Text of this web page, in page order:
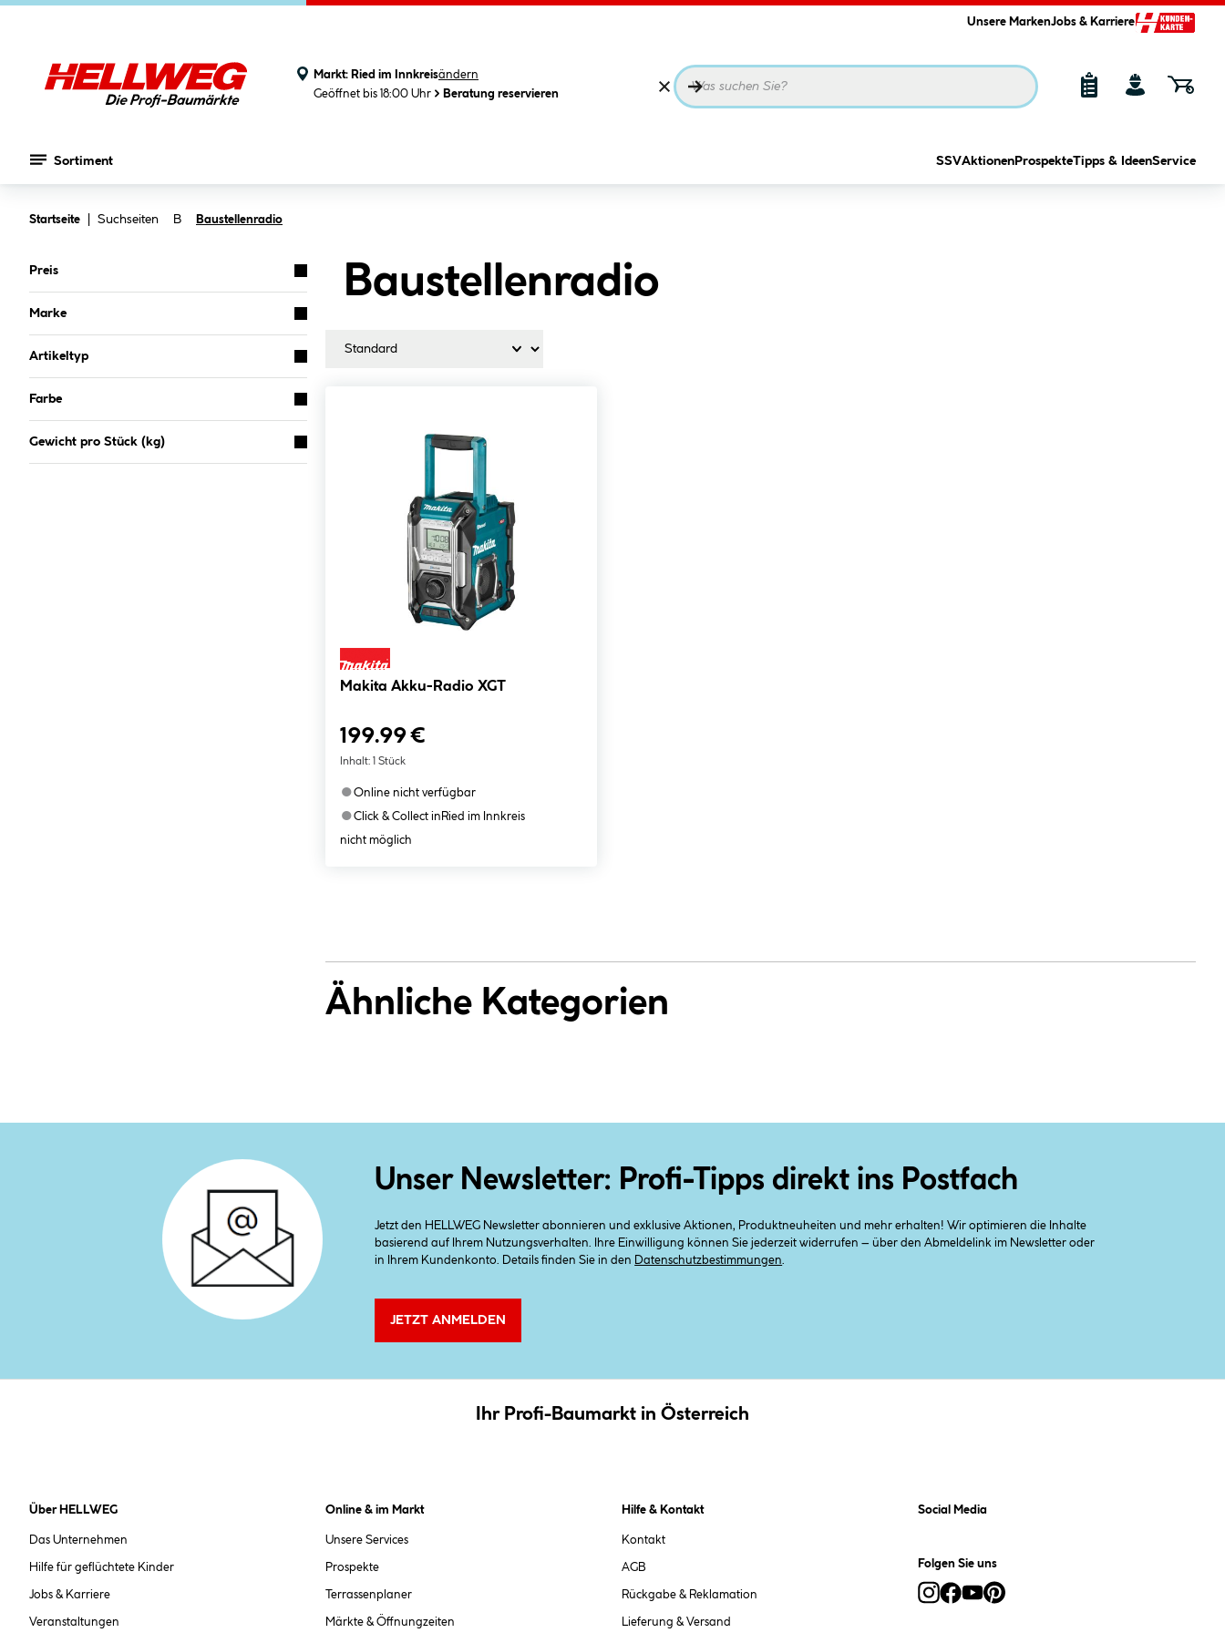
Unsere MarkenJobs & Karriere
Markt: Ried im Innkreisändern
Geöffnet bis 18:00 Uhr
Beratung reservieren
Sortiment SSVAktionen ProspekteTipps & IdeenService
Startseite Suchseiten B Baustellenradio
Preis
Marke
Artikeltyp
Farbe
Gewicht pro Stück (kg)
Baustellenradio
Makita Akku-Radio XGT
199.99 €
Inhalt: 1 Stück
●Online nicht verfügbar
●Click & Collect in Ried im Innkreis
nicht möglich
Ähnliche Kategorien
Unser Newsletter: Profi-Tipps direkt ins Postfach
Jetzt den HELLWEG Newsletter abonnieren und exklusive Aktionen, Produktneuheiten und mehr erhalten! Wir optimieren die Inhalte
basierend auf Ihrem Nutzungsverhalten. Ihre Einwilligung können Sie jederzeit widerrufen – über den Abmeldelink im Newsletter oder
in Ihrem Kundenkonto. Details finden Sie in den
Datenschutzbestimmungen
JETZT ANMELDEN
Ihr Profi-Baumarkt in Österreich
Über HELLWEG
Das Unternehmen
Hilfe für geflüchtete Kinder
Jobs & Karriere
Veranstaltungen
Online & im Markt
Unsere Services
Prospekte
Terrassenplaner
Märkte & Öffnungzeiten
Hilfe & Kontakt
Kontakt
AGB
Rückgabe & Reklamation
Lieferung & Versand
Social Media
Folgen Sie uns